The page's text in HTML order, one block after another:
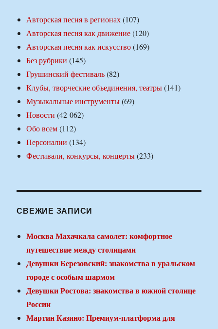
Авторская песня в регионах(107)
Авторская песня как движение(120)
Авторская песня как искусство(169)
Без рубрики (145)
Грушинский фестиваль(82)
Клубы, творческие объединения, театры(141)
Музыкальные инструменты(69)
Новости (42 062)
Обо всем(112)
Персоналии (134)
Фестивали, конкурсы, концерты(233)
СВЕЖИЕ ЗАПИСИ
Москва Махачкала самолет: комфортное
путешествие между столицами
Девушки Березовский: знакомства в уральском
городе с особым шармом
Девушки Ростова: знакомства в южной столице
России
Мартин Казино: Премиум-платформа для